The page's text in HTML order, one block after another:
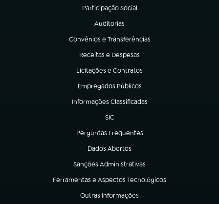
Participação Social
(abre em nova aba)
Auditorias
(abre em nova aba)
Convênios e Transferências
(abre em nova aba)
Receitas e Despesas
(abre em nova aba)
Licitações e Contratos
(abre em nova aba)
Empregados Públicos
(abre em nova aba)
Informações Classificadas
(abre em nova aba)
SIC
(abre em nova aba)
Perguntas Frequentes
(abre em nova aba)
Dados Abertos
(abre em nova aba)
Sanções Administrativas
(abre em nova aba)
Ferramentas e Aspectos Tecnológicos
(abre em nova aba)
Outras Informações
(abre em nova aba)